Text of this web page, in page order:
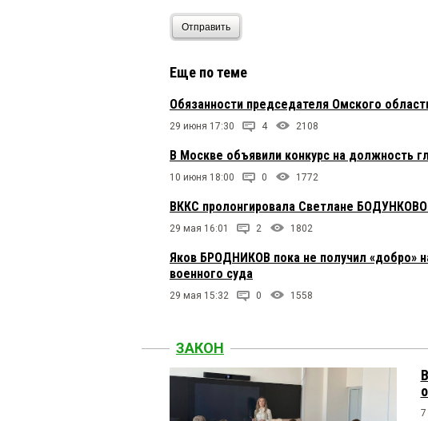
Отправить
Еще по теме
Обязанности председателя Омского
29 июня 17:30 4 2108
В Москве объявили конкурс на должность
10 июня 18:00 0 1772
ВККС пролонгировала Светлане
29 мая 16:01 2 1802
Яков БРОДНИКОВ пока не получил «добро»
военного суда
29 мая 15:32 0 1558
ЗАКОН
7